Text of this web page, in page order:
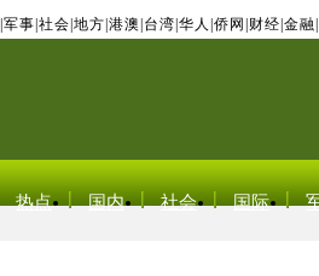
军事 社会 地方 港澳 台湾 华人 侨网 财经 金融
热点 国内 社会 国际